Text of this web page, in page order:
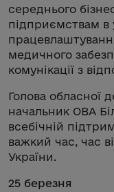
середнього
підприємствам в
медичного
комунікації з
Голова обласної
начальник ОВА
всебічній
важкий час, час
України.
25 березня